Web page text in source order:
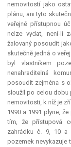
nemovitostí jako
plánu, ani tyto
veřejně přístupnou
nelze vydat, není-li
žalovaný posoudit
skutečně jedná o
byl vlastníkem
nenahraditelná
posoudit zejména s
sloužil po celou dobu
nemovitosti, k níž je
1990 a 1991 plyne,
tím, že přístupová
zahrádku č. 9, 10 a
pozemek nevykazuje